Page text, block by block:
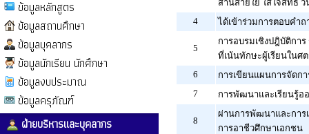
ข้อมูลหลักสูตร
ข้อมูลสถานศึกษา
ข้อมูลบุคลากร
ข้อมูลนักเรียน นักศึกษา
ข้อมูลงบประมาณ
ข้อมูลครุภัณฑ์
ฝ่ายบริหารและบุคลากร
สานสายใย ใส่ใจสิทธิ
4
ได้เข้าร่วมการตอบคำ
5
การอบรมเชิงปฎิบัติกา
ที่เน้นทักษะผู้เรียนในศ
6
การเขียนแผนการจัดก
7
การพัฒนาและเรียนรู้อ
8
ผ่านการพัฒนาและการ
การอาชีวศึกษาเอกชน